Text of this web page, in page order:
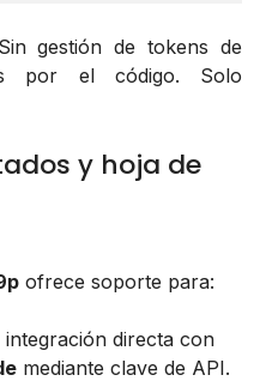
gestión de tokens de
por el código. Solo
y hoja de
ofrece soporte para:
integración directa con
mediante clave de API.